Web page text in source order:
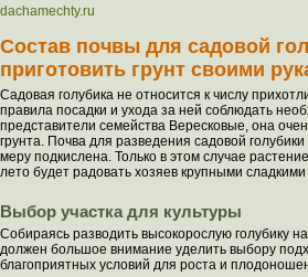
dachamechty.ru
Состав почвы для садовой
приготовить грунт своими
Садовая голубика не относится к числу
правила посадки и ухода за ней соблюдать
представители семейства Вересковые, она
грунта. Почва для разведения садовой
меру подкислена. Только в этом случае
лето будет радовать хозяев крупными
Выбор участка для культуры
Собираясь разводить высокорослую голубику
должен большое внимание уделить выбору
благоприятных условий для роста и